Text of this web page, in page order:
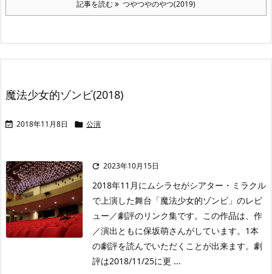
記事を読む つやつやのやつ(2019)
魔法少女的ゾンビ(2018)
 2018年11月8日  公演
 2023年10月15日
2018年11月にムシラセがシアター・ミラクル
で上演した舞台「魔法少女的ゾンビ」のレビ
ュー／劇評のリンク集です。この作品は、作
／演出ともに保坂萌さんがしています。1本
の劇評を読んでいただくことが出来ます。劇
評は2018/11/25に更 ...